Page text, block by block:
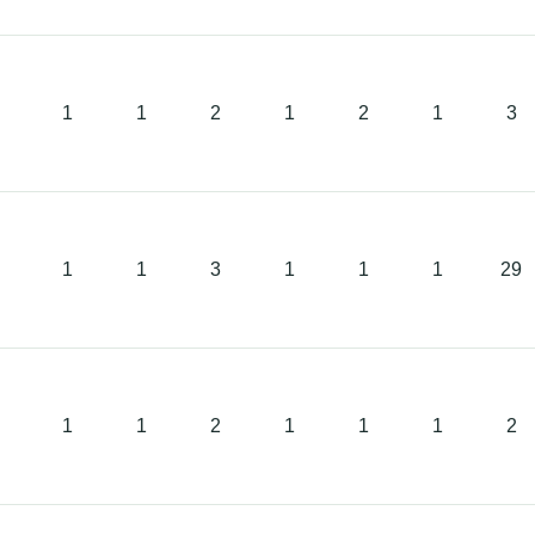
1 1 2 1 2 1 3
1 1 3 1 1 1 29
1 1 2 1 1 1 2